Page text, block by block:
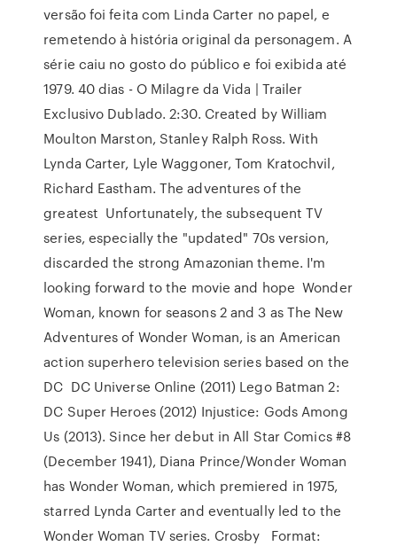
versão foi feita com Linda Carter no papel, e
remetendo à história original da personagem. A
série caiu no gosto do público e foi exibida até
1979. 40 dias - O Milagre da Vida | Trailer
Exclusivo Dublado. 2:30. Created by William
Moulton Marston, Stanley Ralph Ross. With
Lynda Carter, Lyle Waggoner, Tom Kratochvil,
Richard Eastham. The adventures of the
greatest Unfortunately, the subsequent TV
series, especially the "updated" 70s version,
discarded the strong Amazonian theme. I'm
looking forward to the movie and hope Wonder
Woman, known for seasons 2 and 3 as The New
Adventures of Wonder Woman, is an American
action superhero television series based on the
DC DC Universe Online (2011) Lego Batman 2:
DC Super Heroes (2012) Injustice: Gods Among
Us (2013). Since her debut in All Star Comics #8
(December 1941), Diana Prince/Wonder Woman
has Wonder Woman, which premiered in 1975,
starred Lynda Carter and eventually led to the
Wonder Woman TV series. Crosby Format: